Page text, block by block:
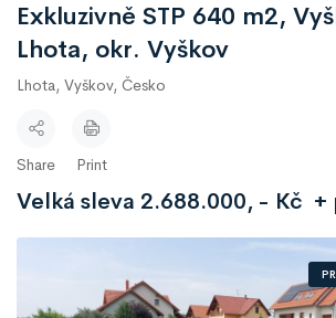
Exkluzivně STP 640 m2,
Lhota, okr. Vyškov
Lhota, Vyškov, Česko
Share Print
Velká sleva 2.688.000, - Kč +